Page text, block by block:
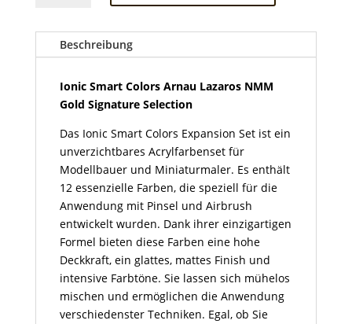
Lazaros
Signature
Menge
Beschreibung
Ionic Smart Colors Arnau Lazaros NMM
Gold Signature Selection
Das Ionic Smart Colors Expansion Set ist ein
unverzichtbares Acrylfarbenset für
Modellbauer und Miniaturmaler. Es enthält
12 essenzielle Farben, die speziell für die
Anwendung mit Pinsel und Airbrush
entwickelt wurden. Dank ihrer einzigartigen
Formel bieten diese Farben eine hohe
Deckkraft, ein glattes, mattes Finish und
intensive Farbtöne. Sie lassen sich mühelos
mischen und ermöglichen die Anwendung
verschiedenster Techniken. Egal, ob Sie